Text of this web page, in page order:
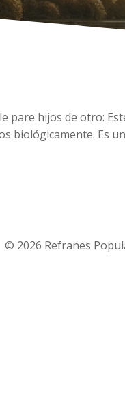
pare hijos de otro:
biológicamente. Es
© 2026 Refranes